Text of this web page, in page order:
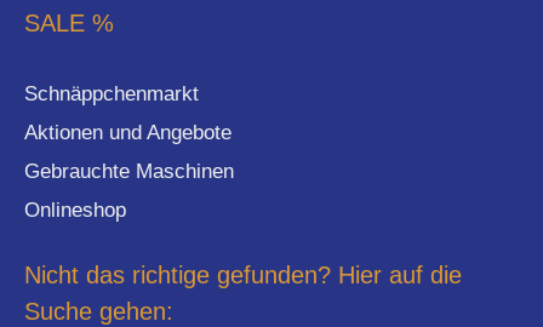
SALE %
Schnäppchenmarkt
Aktionen und Angebote
Gebrauchte Maschinen
Onlineshop
Nicht das richtige gefunden? Hier auf die
Suche gehen: